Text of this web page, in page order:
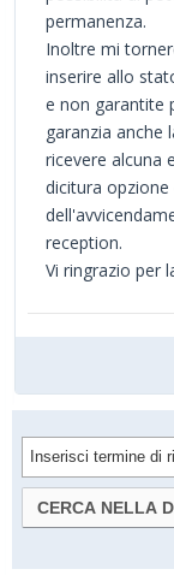
permanenza.
Inoltre mi
inserire allo
e non garantite
garanzia anche
ricevere alcuna
dicitura
reception.
Vi ringrazio per